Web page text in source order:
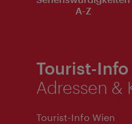
A-Z
Tourist-Info
Adressen &
Tourist-Info Wien